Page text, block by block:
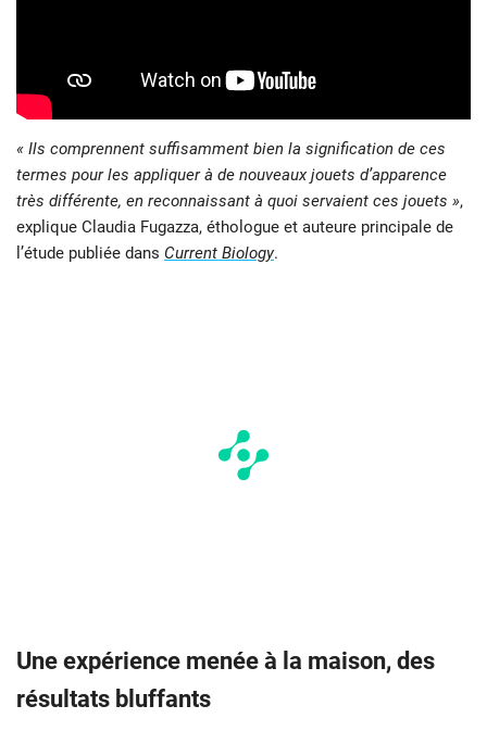
« Ils comprennent suffisamment bien la signification de ces
termes pour les appliquer à de nouveaux jouets d’apparence
très différente, en reconnaissant à quoi servaient ces jouets »,
explique Claudia Fugazza, éthologue et auteure principale de
l’étude publiée dans Current Biology.
Une expérience menée à la maison, des
résultats bluffants